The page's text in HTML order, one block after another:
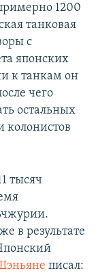
1200
танковая
с
японских
к танкам он
чего
остальных
колонистов
тысяч
в результате
писал: